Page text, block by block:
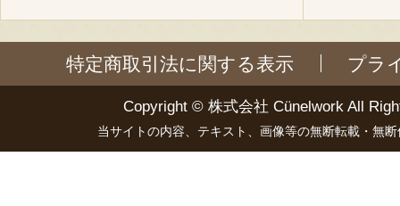
特定商取引法に関する表示 プラ
Copyright © 株式会社 Cünelwork All
当サイトの内容、テキスト、画像等の無断転載・無